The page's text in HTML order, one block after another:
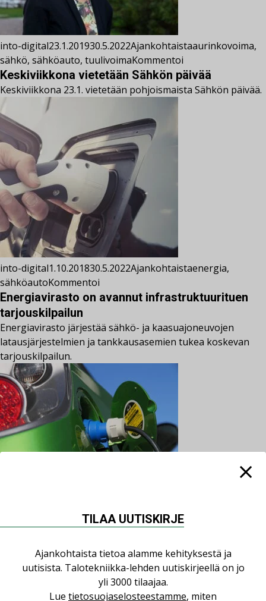
into-digital23.1.201930.5.2022Ajankohtaistaaurinkovoima,
sähkö, sähköauto, tuulivoimaKommentoi
Keskiviikkona vietetään Sähkön päivää
Keskiviikkona 23.1. vietetään pohjoismaista Sähkön päivää.
into-digital1.10.201830.5.2022Ajankohtaistaenergia,
sähköautoKommentoi
Energiavirasto on avannut infrastruktuurituen
tarjouskilpailun
Energiavirasto järjestää sähkö- ja kaasuajoneuvojen
latausjärjestelmien ja tankkausasemien tukea koskevan
tarjouskilpailun.
taloyhtiöKommentoi
Sähköautojen latausvalmiudet ja rakennusten automaatio-
ja valvontajärjestelmät ovat esillä hallituksessa.
TILAA UUTISKIRJE
Ajankohtaista tietoa alamme kehityksestä ja
uutisista. Talotekniikka-lehden uutiskirjeellä on jo
yli 3000 tilaajaa.
Lue tietosuojaselosteestamme, miten